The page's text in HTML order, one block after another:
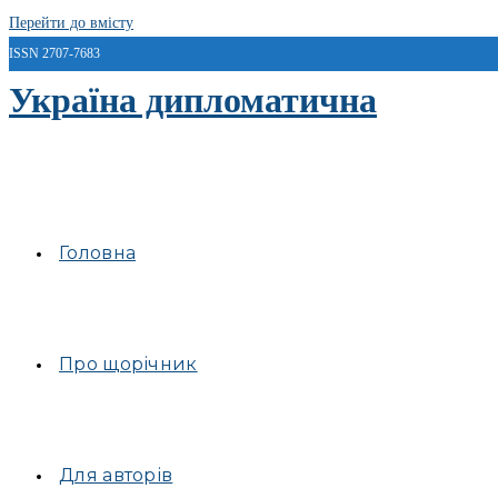
Перейти до вмісту
ISSN 2707-7683
Україна дипломатична
Головна
Про щорічник
Для авторів